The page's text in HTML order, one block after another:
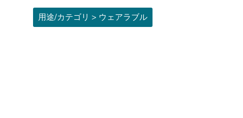
用途/カテゴリ > ウェアラブル